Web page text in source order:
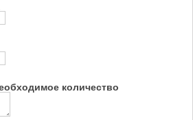
количество